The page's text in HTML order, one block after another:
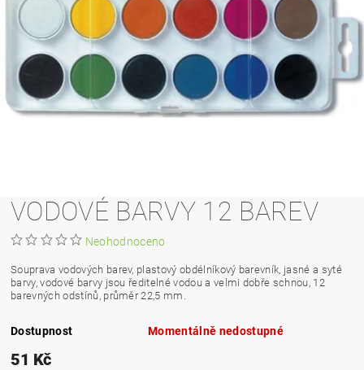
VODOVÉ BARVY 12 BAREV
Neohodnoceno
Souprava vodových barev, plastový obdélníkový barevník, jasné a syté
barvy, vodové barvy jsou ředitelné vodou a velmi dobře schnou, 12
barevných odstínů, průměr 22,5 mm.
Dostupnost Momentálně nedostupné
51 Kč